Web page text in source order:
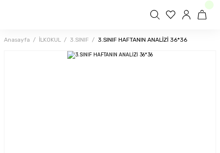
Anasayfa İLKOKUL 3.SINIF 3.SINIF HAFTANIN ANALİZİ 36*36